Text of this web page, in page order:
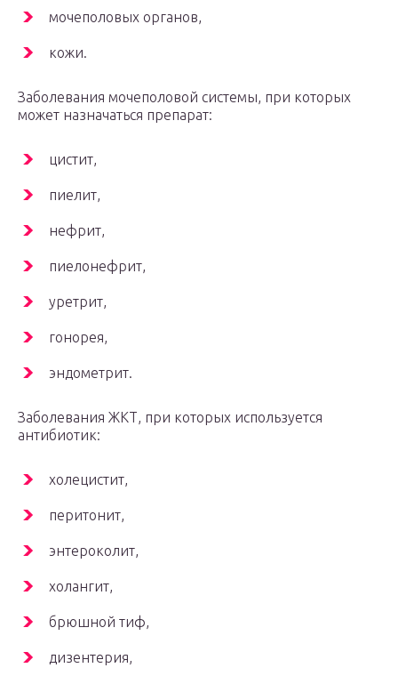
мочеполовых органов,
кожи.
Заболевания мочеполовой системы, при которых
может назначаться препарат:
цистит,
пиелит,
нефрит,
пиелонефрит,
уретрит,
гонорея,
эндометрит.
Заболевания ЖКТ, при которых используется
антибиотик:
холецистит,
перитонит,
энтероколит,
холангит,
брюшной тиф,
дизентерия,